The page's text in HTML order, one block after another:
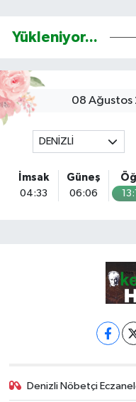
Yükleniyor...
08 Ağustos
DENİZLİ
İmsak
04:33
Güneş
06:06
Denizli Nöbetçi